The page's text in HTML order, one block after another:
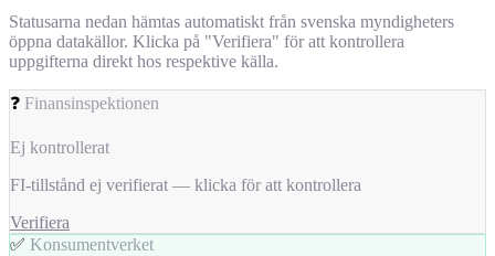
Statusarna nedan hämtas automatiskt från svenska myndigheters
öppna datakällor. Klicka på "Verifiera" för att kontrollera
uppgifterna direkt hos respektive källa.
❓ Finansinspektionen
Ej kontrollerat
FI-tillstånd ej verifierat — klicka för att kontrollera
Verifiera
✅ Konsumentverket